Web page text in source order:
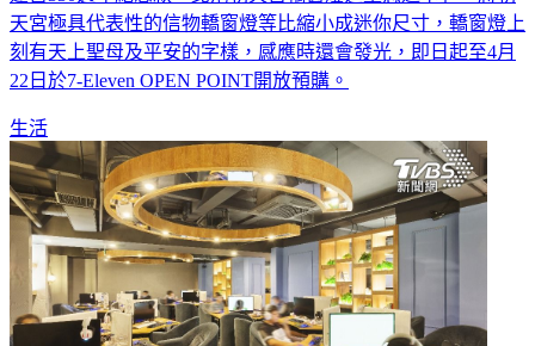
天宮極具代表性的信物轎窗燈等比縮小成迷你尺寸，轎窗燈上
刻有天上聖母及平安的字樣，感應時還會發光，即日起至4月
22日於7-Eleven OPEN POINT開放預購。
生活